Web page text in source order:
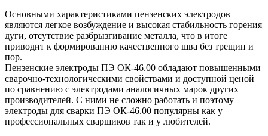
Основными характеристиками пензенских электродов
являются легкое возбуждение и высокая стабильность горения
дуги, отсутствие разбрызгивание металла, что в итоге
приводит к формированию качественного шва без трещин и
пор.
Пензенские электроды ПЭ ОК-46.00 обладают повышенными
сварочно-технологическими свойствами и доступной ценой
по сравнению с электродами аналогичных марок других
производителей. С ними не сложно работать и поэтому
электроды для сварки ПЭ ОК-46.00 популярны как у
профессиональных сварщиков так и у любителей.